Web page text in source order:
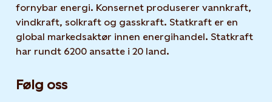
fornybar energi. Konsernet produserer vannkraft,
vindkraft, solkraft og gasskraft. Statkraft er en
global markedsaktør innen energihandel. Statkraft
har rundt 6200 ansatte i 20 land.
Følg oss